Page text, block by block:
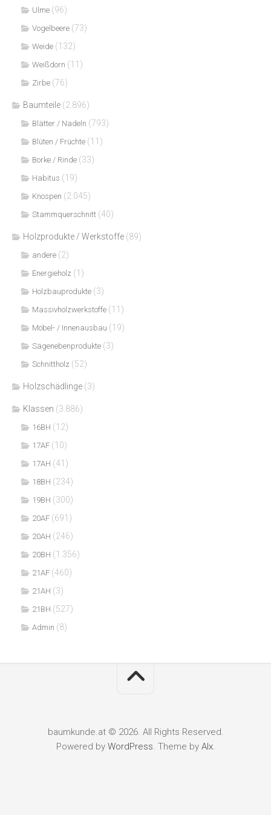
Ulme (96)
Vogelbeere (73)
Weide (132)
Weißdorn (11)
Zirbe (76)
Baumteile (2.896)
Blätter / Nadeln (793)
Blüten / Früchte (11)
Borke / Rinde (33)
Habitus (19)
Knospen (2.045)
Stammquerschnitt (40)
Holzprodukte / Werkstoffe (89)
andere (2)
Energieholz (1)
Holzbauprodukte (3)
Massivholzwerkstoffe (11)
Möbel- / Innenausbau (19)
Sägenebenprodukte (3)
Schnittholz (52)
Holzschädlinge (3)
Klassen (3.886)
16BH (12)
17AF (10)
17AH (41)
18BH (234)
19BH (300)
20AF (691)
20AH (246)
20BH (1.356)
21AF (460)
21AH (3)
21BH (527)
Admin (8)
baumkunde.at © 2026. All Rights Reserved.
Powered by WordPress. Theme by Alx.